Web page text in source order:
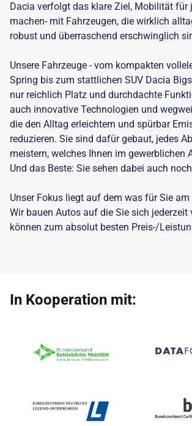
Dacia verfolgt das klare Ziel, Mobilität für
machen- mit Fahrzeugen, die wirklich
robust und überraschend erschwinglich
Unsere Fahrzeuge - vom kompakten
Spring bis zum stattlichen SUV Dacia
nur reichlich Platz und durchdachte
auch innovative Technologien und
die den Alltag erleichtern und spürbar
reduzieren. Sie sind dafür gebaut, jedes
meistern, welches Ihnen im gewerblichen
Und das Beste: Sie sehen dabei auch
Unser Fokus liegt auf dem was für Sie
Wir bauen Autos auf die Sie sich jederzeit
können zum absolut besten Preis-/
In Kooperation mit: